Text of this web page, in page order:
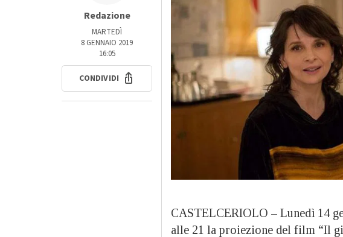
Redazione
MARTEDÌ
8 GENNAIO 2019
16:05
CONDIVIDI
CASTELCERIOLO – Lunedì 14
alle 21 la proiezione del film “Il